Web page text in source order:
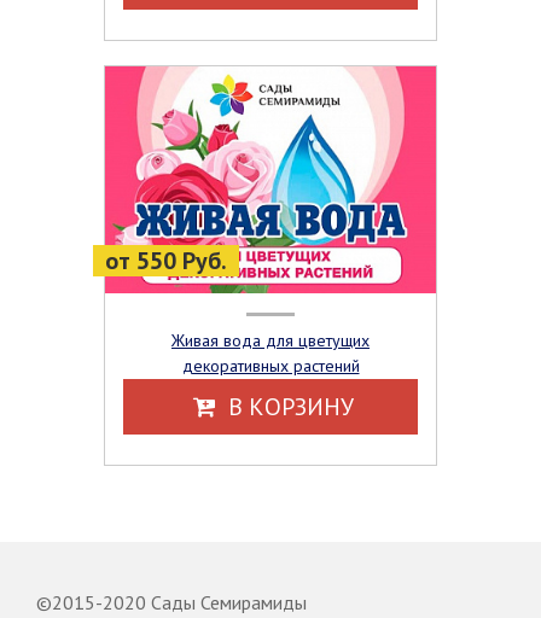
от 550 Руб.
Живая вода для цветущих
декоративных растений
В КОРЗИНУ
©2015-2020 Сады Семирамиды